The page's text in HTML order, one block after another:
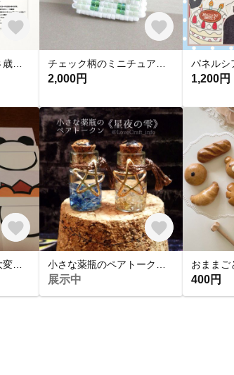
2,000円 1,200円
展示中 400円